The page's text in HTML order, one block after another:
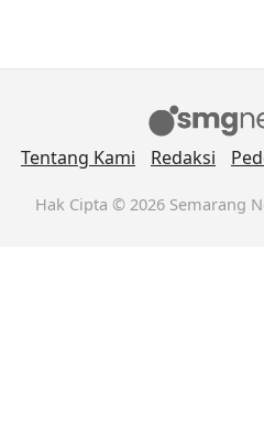
Tentang Kami Redaksi
Hak Cipta © 2026 Semarang